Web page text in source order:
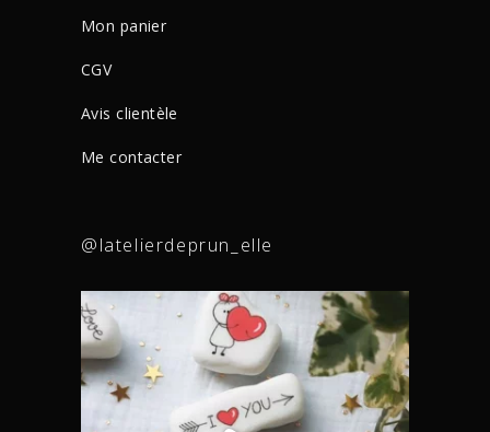
Mon panier
CGV
Avis clientèle
Me contacter
@latelierdeprun_elle